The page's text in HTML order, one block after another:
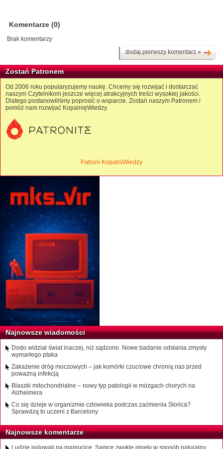
Komentarze (0)
Brak komentarzy
dodaj pierwszy komentarz »
Zostań Patronem
Od 2006 roku popularyzujemy naukę. Chcemy się rozwijać i dostarczać
naszym Czytelnikom jeszcze więcej atrakcyjnych treści wysokiej jakości.
Dlatego postanowiliśmy poprosić o wsparcie. Zostań naszym Patronem i
pomóż nam rozwijać KopalnięWiedzy.
Patroni KopalniWiedzy
Najnowsze wiadomości
Dodo widział świat inaczej, niż sądzono. Nowe badanie odsłania zmysły
wymarłego ptaka
Zakażenie dróg moczowych – jak komórki czuciowe chronią nas przed
poważną infekcją
Blaszki mitochondrialne – nowy typ patologii w mózgach chorych na
Alzheimera
Co się dzieje w organizmie człowieka podczas zaćmienia Słońca?
Sprawdzą to uczeni z Barcelony
Najnowsze komentarze